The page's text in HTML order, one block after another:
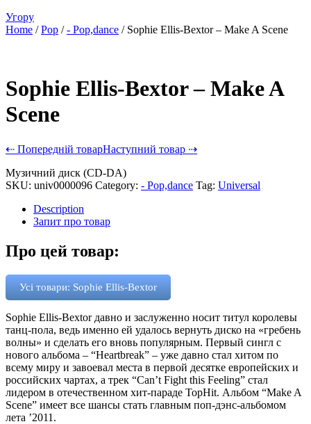
Угору
Home /Pop /- Pop,dance / Sophie Ellis-Bextor – Make A Scene
Sophie Ellis-Bextor – Make A
Scene
⇠ Попередній товарНаступний товар ⇢
Музичний диск (CD-DA)
SKU: univ0000096 Category: - Pop,dance Tag: Universal
Description
Запит про товар
Про цей товар:
Усі товари: Sophie Ellis-Bextor
Sophie Ellis-Bextor давно и заслуженно носит титул королевы
танц-пола, ведь именно ей удалось вернуть диско на «гребень
волны» и сделать его вновь популярным. Первый сингл с
нового альбома – “Heartbreak” – уже давно стал хитом по
всему миру и завоевал места в первой десятке европейских и
российских чартах, а трек “Can’t Fight this Feeling” стал
лидером в отечественном хит-параде TopHit. Альбом “Make A
Scene” имеет все шансы стать главным поп-дэнс-альбомом
лета ’2011.